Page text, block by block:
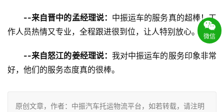
--来自晋中的孟经理说： 中振运车的服务真的超棒！工
作人员热情又专业，全程跟进很到位，让人特别放心。
--来自怒江的姜经理说： 我对中振运车的服务印象非常
好，他们的服务态度真的很棒。
原创文章，作者：中振汽车托运物流平台，如若转载，请注明
微信